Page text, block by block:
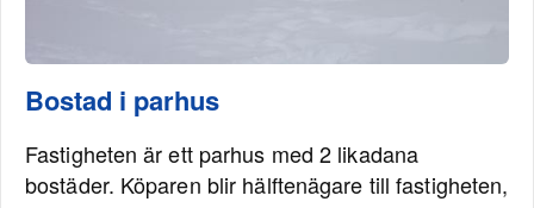
Bostad i parhus
Fastigheten är ett parhus med 2 likadana
bostäder. Köparen blir hälftenägare till fastigheten,